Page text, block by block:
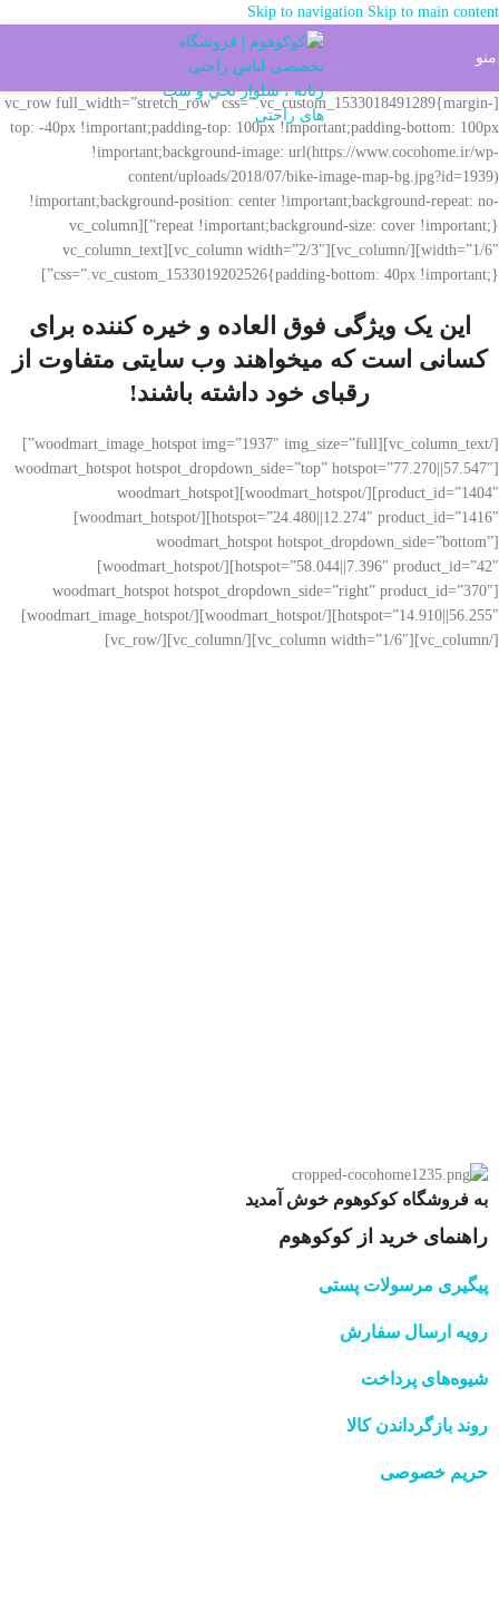
Skip to navigation Skip to main content
شما میتوانید خرید خود را از طریق واتس آپ هم ثبت بفرماید کلیک کنید
منو
[vc_row full_width=”stretch_row” css=”.vc_custom_1533018491289{margin-
top: -40px !important;padding-top: 100px !important;padding-bottom: 100px
!important;background-image: url(https://www.cocohome.ir/wp-
content/uploads/2018/07/bike-image-map-bg.jpg?id=1939)
!important;background-position: center !important;background-repeat: no-
repeat !important;background-size: cover !important;}”][vc_column
width=”1/6″][/vc_column][vc_column width=”2/3″][vc_column_text
css=”.vc_custom_1533019202526{padding-bottom: 40px !important;}”]
این یک ویژگی فوق العاده و خیره کننده برای
کسانی است که میخواهند وب سایتی متفاوت از
رقبای خود داشته باشند!
[/vc_column_text][woodmart_image_hotspot img=”1937″ img_size=”full”]
[woodmart_hotspot hotspot_dropdown_side=”top” hotspot=”77.270||57.547″
product_id=”1404″][/woodmart_hotspot][woodmart_hotspot
hotspot=”24.480||12.274″ product_id=”1416″][/woodmart_hotspot]
[woodmart_hotspot hotspot_dropdown_side=”bottom”
hotspot=”58.044||7.396″ product_id=”42″][/woodmart_hotspot]
[woodmart_hotspot hotspot_dropdown_side=”right” product_id=”370″
hotspot=”14.910||56.255″][/woodmart_hotspot][/woodmart_image_hotspot]
[/vc_column][vc_column width=”1/6″][/vc_column][/vc_row]
به فروشگاه کوکوهوم خوش آمدید
راهنمای خرید از کوکوهوم
پیگیری مرسولات پستی
رویه ارسال سفارش
شیوه‌های پرداخت
روند بازگرداندن کالا
حریم خصوصی